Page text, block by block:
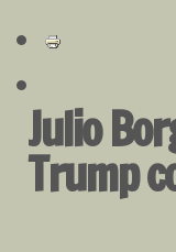
Julio
Trump